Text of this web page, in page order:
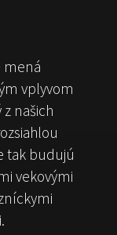
mená
vplyvom
našich
tak budujú
vekovými